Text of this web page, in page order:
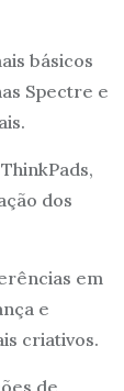
básicos
Spectre e
dos
em
e
criativos.
de